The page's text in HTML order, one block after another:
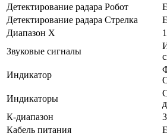
Детектирование радара Робот
Детектирование радара Стрелка
Диапазон X
Звуковые сигналы
Индикатор
Индикаторы
К-диапазон
Кабель питания